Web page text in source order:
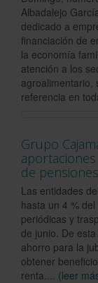
Albadalejo
dedicado a
financiación de
la economía
atención a los
agroalimentario,
referencia en
Grupo
de pensiones
Las entidades
hasta un 4 %
periódicas y
de junio. De
ahorro para la
obtener
renta.... (leer